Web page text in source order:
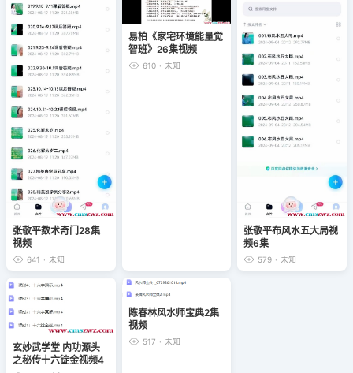
张敬平数术奇门28集
视频
641 · 未知
易柏《家宅环境能量觉
智班》26集视频
610 · 未知
张敬平布风水五大局视
频6集
579 · 未知
玄妙武学堂 内功源头
之秘传十六锭金视频4
陈春林风水师宝典2集
视频
517 · 未知